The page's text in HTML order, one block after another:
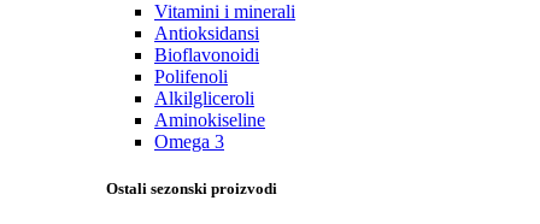
Vitamini i minerali
Antioksidansi
Bioflavonoidi
Polifenoli
Alkilgliceroli
Aminokiseline
Omega 3
Ostali sezonski proizvodi